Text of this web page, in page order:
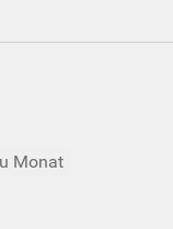
Monat